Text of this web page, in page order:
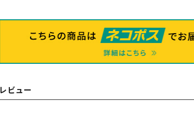
レビュー